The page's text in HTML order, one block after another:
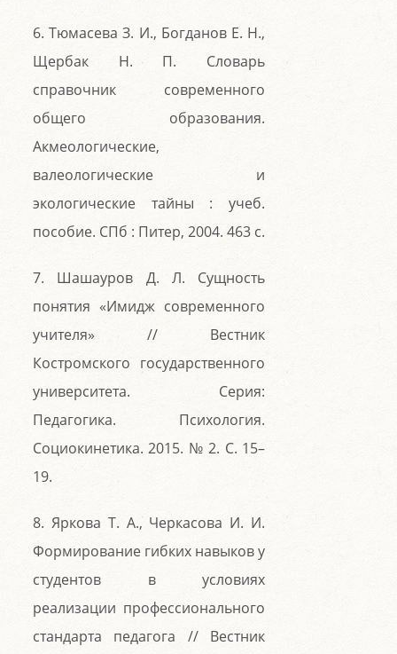
6. Тюмасева З. И., Богданов Е. Н.,
Щербак Н. П. Словарь
справочник современного
общего образования.
Акмеологические,
валеологические и
экологические тайны : учеб.
пособие. СПб : Питер, 2004. 463 с.
7. Шашауров Д. Л. Сущность
понятия «Имидж современного
учителя» // Вестник
Костромского государственного
университета. Серия:
Педагогика. Психология.
Социокинетика. 2015. № 2. С. 15–
19.
8. Яркова Т. А., Черкасова И. И.
Формирование гибких навыков у
студентов в условиях
реализации профессионального
стандарта педагога // Вестник